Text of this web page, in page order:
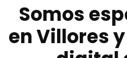
Somos
en Villores